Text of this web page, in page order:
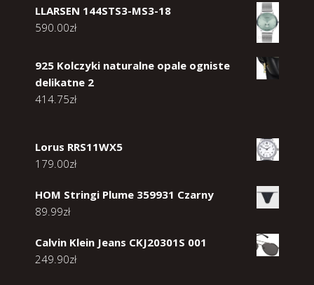
LLARSEN 144STS3-MS3-18
590.00zł
925 Kolczyki naturalne opale ogniste
delikatne 2
414.75zł
Lorus RRS11WX5
179.00zł
HOM Stringi Plume 359931 Czarny
89.99zł
Calvin Klein Jeans CKJ20301S 001
249.90zł